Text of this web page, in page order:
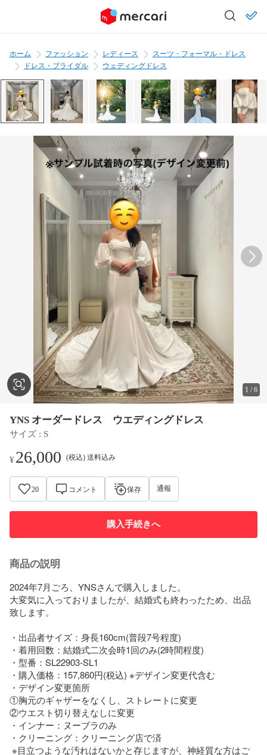
ホーム ファッション レディース
スーツ・フォーマル・ドレス
ドレス・ブライダル
ウェディングドレス
1 /6
YNS オーダードレス ウエディングドレス
サイズ : S
¥26,000 (税込) 送料込み
20 コメント 保存 通報
購入手続きへ
商品の説明
2024年7月ごろ、YNSさんで購入しました。
大変気に入っておりましたが、結婚式も終わったため、出品
致します。
・出品者サイズ：身長160cm(普段7号程度)
・着用回数：結婚式二次会時1回のみ(2時間程度)
・型番：SL22903-SL1
・購入価格：157,860円(税込) ※デザイン変更代含む
・デザイン変更箇所
①胸元のギャザーをなくし、ストレートに変更
②ウエスト切り替えなしに変更
・インナー：ヌーブラのみ
・クリーニング：クリーニング店で済